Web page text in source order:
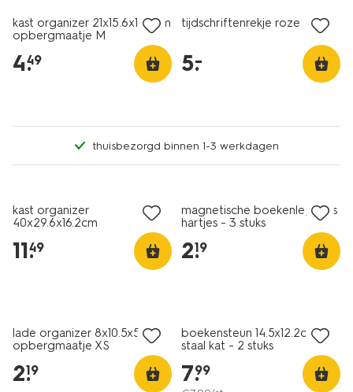
kast organizer 21x15.6x10.2cm
opbergmaatje M
4.
49
tijdschriftenrekje roze
5.
–
thuisbezorgd binnen 1-3 werkdagen
kast organizer
40x29.6x16.2cm
11.
49
magnetische boekenleggers
hartjes - 3 stuks
2.
19
lade organizer 8x10.5x5cm
opbergmaatje XS
2.
19
boekensteun 14.5x12.2cm
staal kat - 2 stuks
7.
99